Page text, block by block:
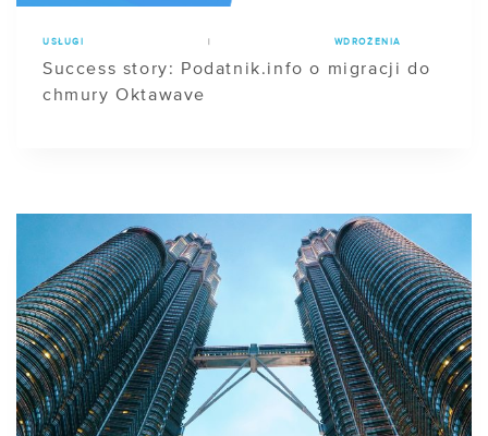
USŁUGI | WDROŻENIA
Success story: Podatnik.info o migracji do
chmury Oktawave